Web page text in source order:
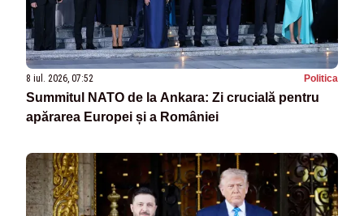
8 iul. 2026, 07:52 Politica
Summitul NATO de la Ankara: Zi crucială pentru
apărarea Europei și a României